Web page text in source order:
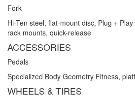
Fork
Hi-Ten steel, flat-mount disc, Plug +
rack mounts, quick-release
ACCESSORIES
Pedals
Specialized Body Geometry Fitness,
WHEELS & TIRES